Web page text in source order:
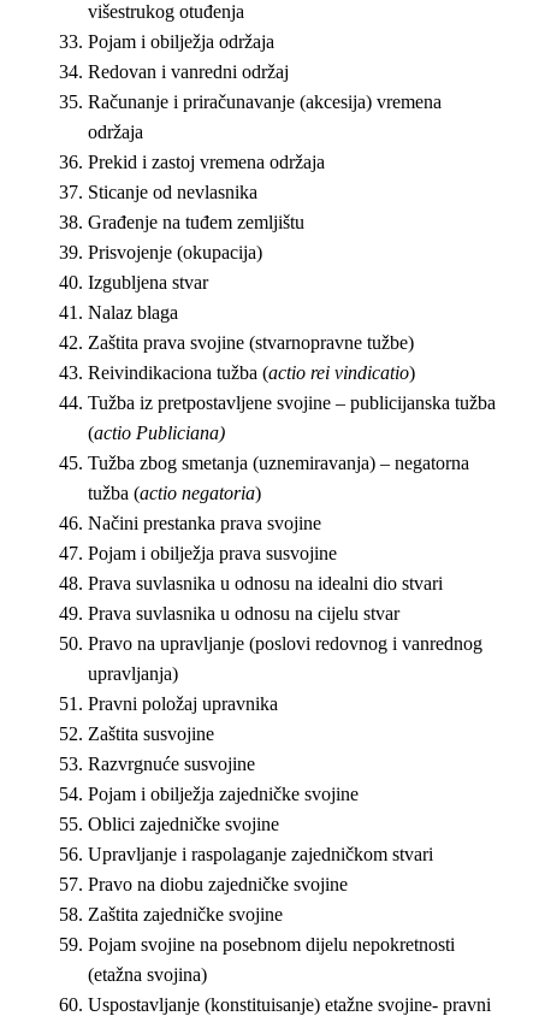
višestrukog otuđenja
Pojam i obilježja održaja
Redovan i vanredni održaj
Računanje i priračunavanje (akcesija) vremena
održaja
Prekid i zastoj vremena održaja
Sticanje od nevlasnika
Građenje na tuđem zemljištu
Prisvojenje (okupacija)
Izgubljena stvar
Nalaz blaga
Zaštita prava svojine (stvarnopravne tužbe)
Reivindikaciona tužba (actio rei vindicatio)
Tužba iz pretpostavljene svojine – publicijanska tužba
(actio Publiciana)
Tužba zbog smetanja (uznemiravanja) – negatorna
tužba (actio negatoria)
Načini prestanka prava svojine
Pojam i obilježja prava susvojine
Prava suvlasnika u odnosu na idealni dio stvari
Prava suvlasnika u odnosu na cijelu stvar
Pravo na upravljanje (poslovi redovnog i vanrednog
upravljanja)
Pravni položaj upravnika
Zaštita susvojine
Razvrgnuće susvojine
Pojam i obilježja zajedničke svojine
Oblici zajedničke svojine
Upravljanje i raspolaganje zajedničkom stvari
Pravo na diobu zajedničke svojine
Zaštita zajedničke svojine
Pojam svojine na posebnom dijelu nepokretnosti
(etažna svojina)
Uspostavljanje (konstituisanje) etažne svojine- pravni